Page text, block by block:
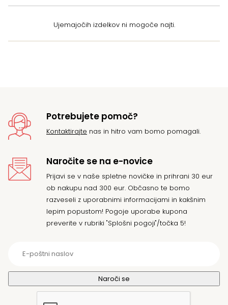
Ujemajočih izdelkov ni mogoče najti.
Potrebujete pomoč?
Kontaktirajte nas in hitro vam bomo pomagali.
Naročite se na e-novice
Prijavi se v naše spletne novičke in prihrani 30 eur
ob nakupu nad 300 eur. Občasno te bomo
razveseli z uporabnimi informacijami in kakšnim
lepim popustom! Pogoje uporabe kupona
preverite v rubriki "Splošni pogoji"/točka 5!